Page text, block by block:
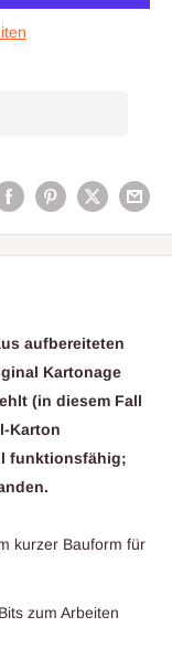
aufbereiteten
Kartonage
(in diesem Fall
Karton
funktionsfähig;
kurzer Bauform für
zum Arbeiten